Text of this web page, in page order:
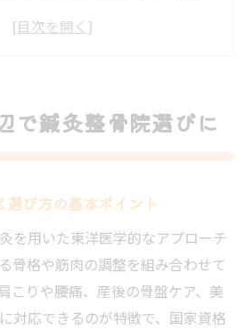
鍼灸整骨院の見極めチェックリ
る鍼灸整骨院の信頼できる選び
で鍼灸整骨院選びに
び方の基本ポイント
を用いた東洋医学的なアプローチ
骨格や筋肉の調整を組み合わせて
こりや腰痛、産後の骨盤ケア、美
対応できるのが特徴で、国家資格